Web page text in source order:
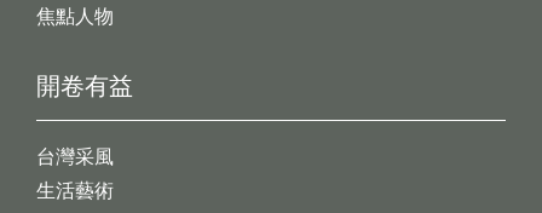
開卷有益
台灣采風
生活藝術
焦點人物